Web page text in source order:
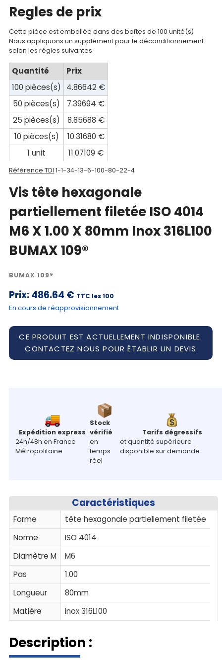
Mon
compte
Mon
panier
Contact
Regles de prix
Cette pièce est emballée dans des boîtes de 100 unité(s)
Nous appliquons un supplément pour le déconditionnement
selon les règles suivantes
Quantité
Prix
100 pièces(s)
4.86642 €
50 pièces(s)
7.39694 €
25 pièces(s)
8.85688 €
10 pièces(s)
10.31680 €
1 unit
11.07109 €
Référence TDI 1-1-34-13-6-100-80-22-4
Vis tête hexagonale
partiellement filetée ISO 4014
M6 X 1.00 X 80mm Inox 316L100
BUMAX 109®
BUMAX 109®
Prix:486.64 € TTC les 100
En cours de réapprovisionnement
CE PRODUIT EST ACTUELLEMENT INDISPONIBLE.
CONTACTEZ NOUS POUR ÉTABLIR UN DEVIS
Expédition express
24h/48h en France
Métropolitaine
Stock
vérifié
en
temps
réel
Tarifs dégressifs
et quantité supérieure
disponible sur demande
Caractéristiques
Forme
tête hexagonale partiellement filetée
Norme
ISO 4014
Diamètre M
M6
Pas
1.00
Longueur
80mm
Matière
inox 316L100
Description :